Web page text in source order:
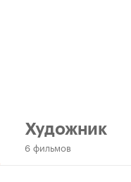
Художник
6 фильмов